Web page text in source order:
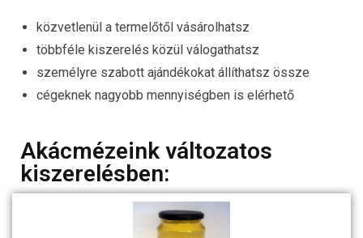
közvetlenül a termelőtől vásárolhatsz
többféle kiszerelés közül válogathatsz
személyre szabott ajándékokat állíthatsz össze
cégeknek nagyobb mennyiségben is elérhető
Akácmézeink változatos
kiszerelésben: